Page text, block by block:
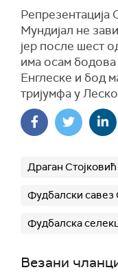
Репрезентација
Мундијал не
јер после шест
има осам
Енглеске и бод
тријумфа у
Драган
Фудбалски савез
Фудбалска
Везани